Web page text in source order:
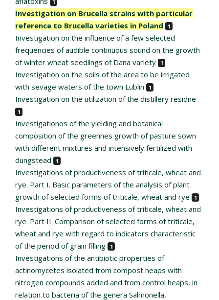
1
Investigation on Brucella strains with particular
reference to Brucella varieties in Poland
1
Investigation on the influence of a few selected
frequencies of audible continuous sound on the growth
of winter wheat seedlings of Dana variety
1
Investigation on the soils of the area to be irrigated
with sevage waters of the town Lublin
1
Investigation on the utilization of the distillery residne
1
Investigationos of the yielding and botanical
composition of the greennes growth of pasture sown
with different mixtures and intensively fertilized with
dungstead
1
Investigations of productiveness of triticale, wheat and
rye. Part I. Basic parameters of the analysis of plant
growth of selected forms of triticale, wheat and rye
1
Investigations of productiveness of triticale, wheat and
rye. Part II. Comparison of selected forms of triticale,
wheat and rye with regard to indicators characteristic
of the period of grain filling
1
Investigations of the antibiotic properties of
actinomycetes isolated from compost heaps with
nitrogen compounds added and from control heaps, in
relation to bacteria of the genera Salmonella,